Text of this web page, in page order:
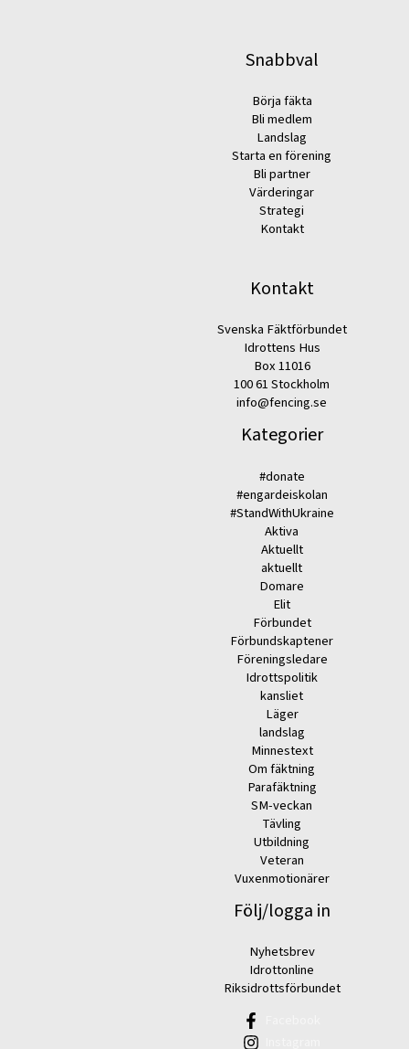
Snabbval
Börja fäkta
Bli medlem
Landslag
Starta en förening
Bli partner
Värderingar
Strategi
Kontakt
Kontakt
Svenska Fäktförbundet
Idrottens Hus
Box 11016
100 61 Stockholm
info@fencing.se
Kategorier
#donate
#engardeiskolan
#StandWithUkraine
Aktiva
Aktuellt
aktuellt
Domare
Elit
Förbundet
Förbundskaptener
Föreningsledare
Idrottspolitik
kansliet
Läger
landslag
Minnestext
Om fäktning
Parafäktning
SM-veckan
Tävling
Utbildning
Veteran
Vuxenmotionärer
Följ/logga in
Nyhetsbrev
Idrottonline
Riksidrottsförbundet